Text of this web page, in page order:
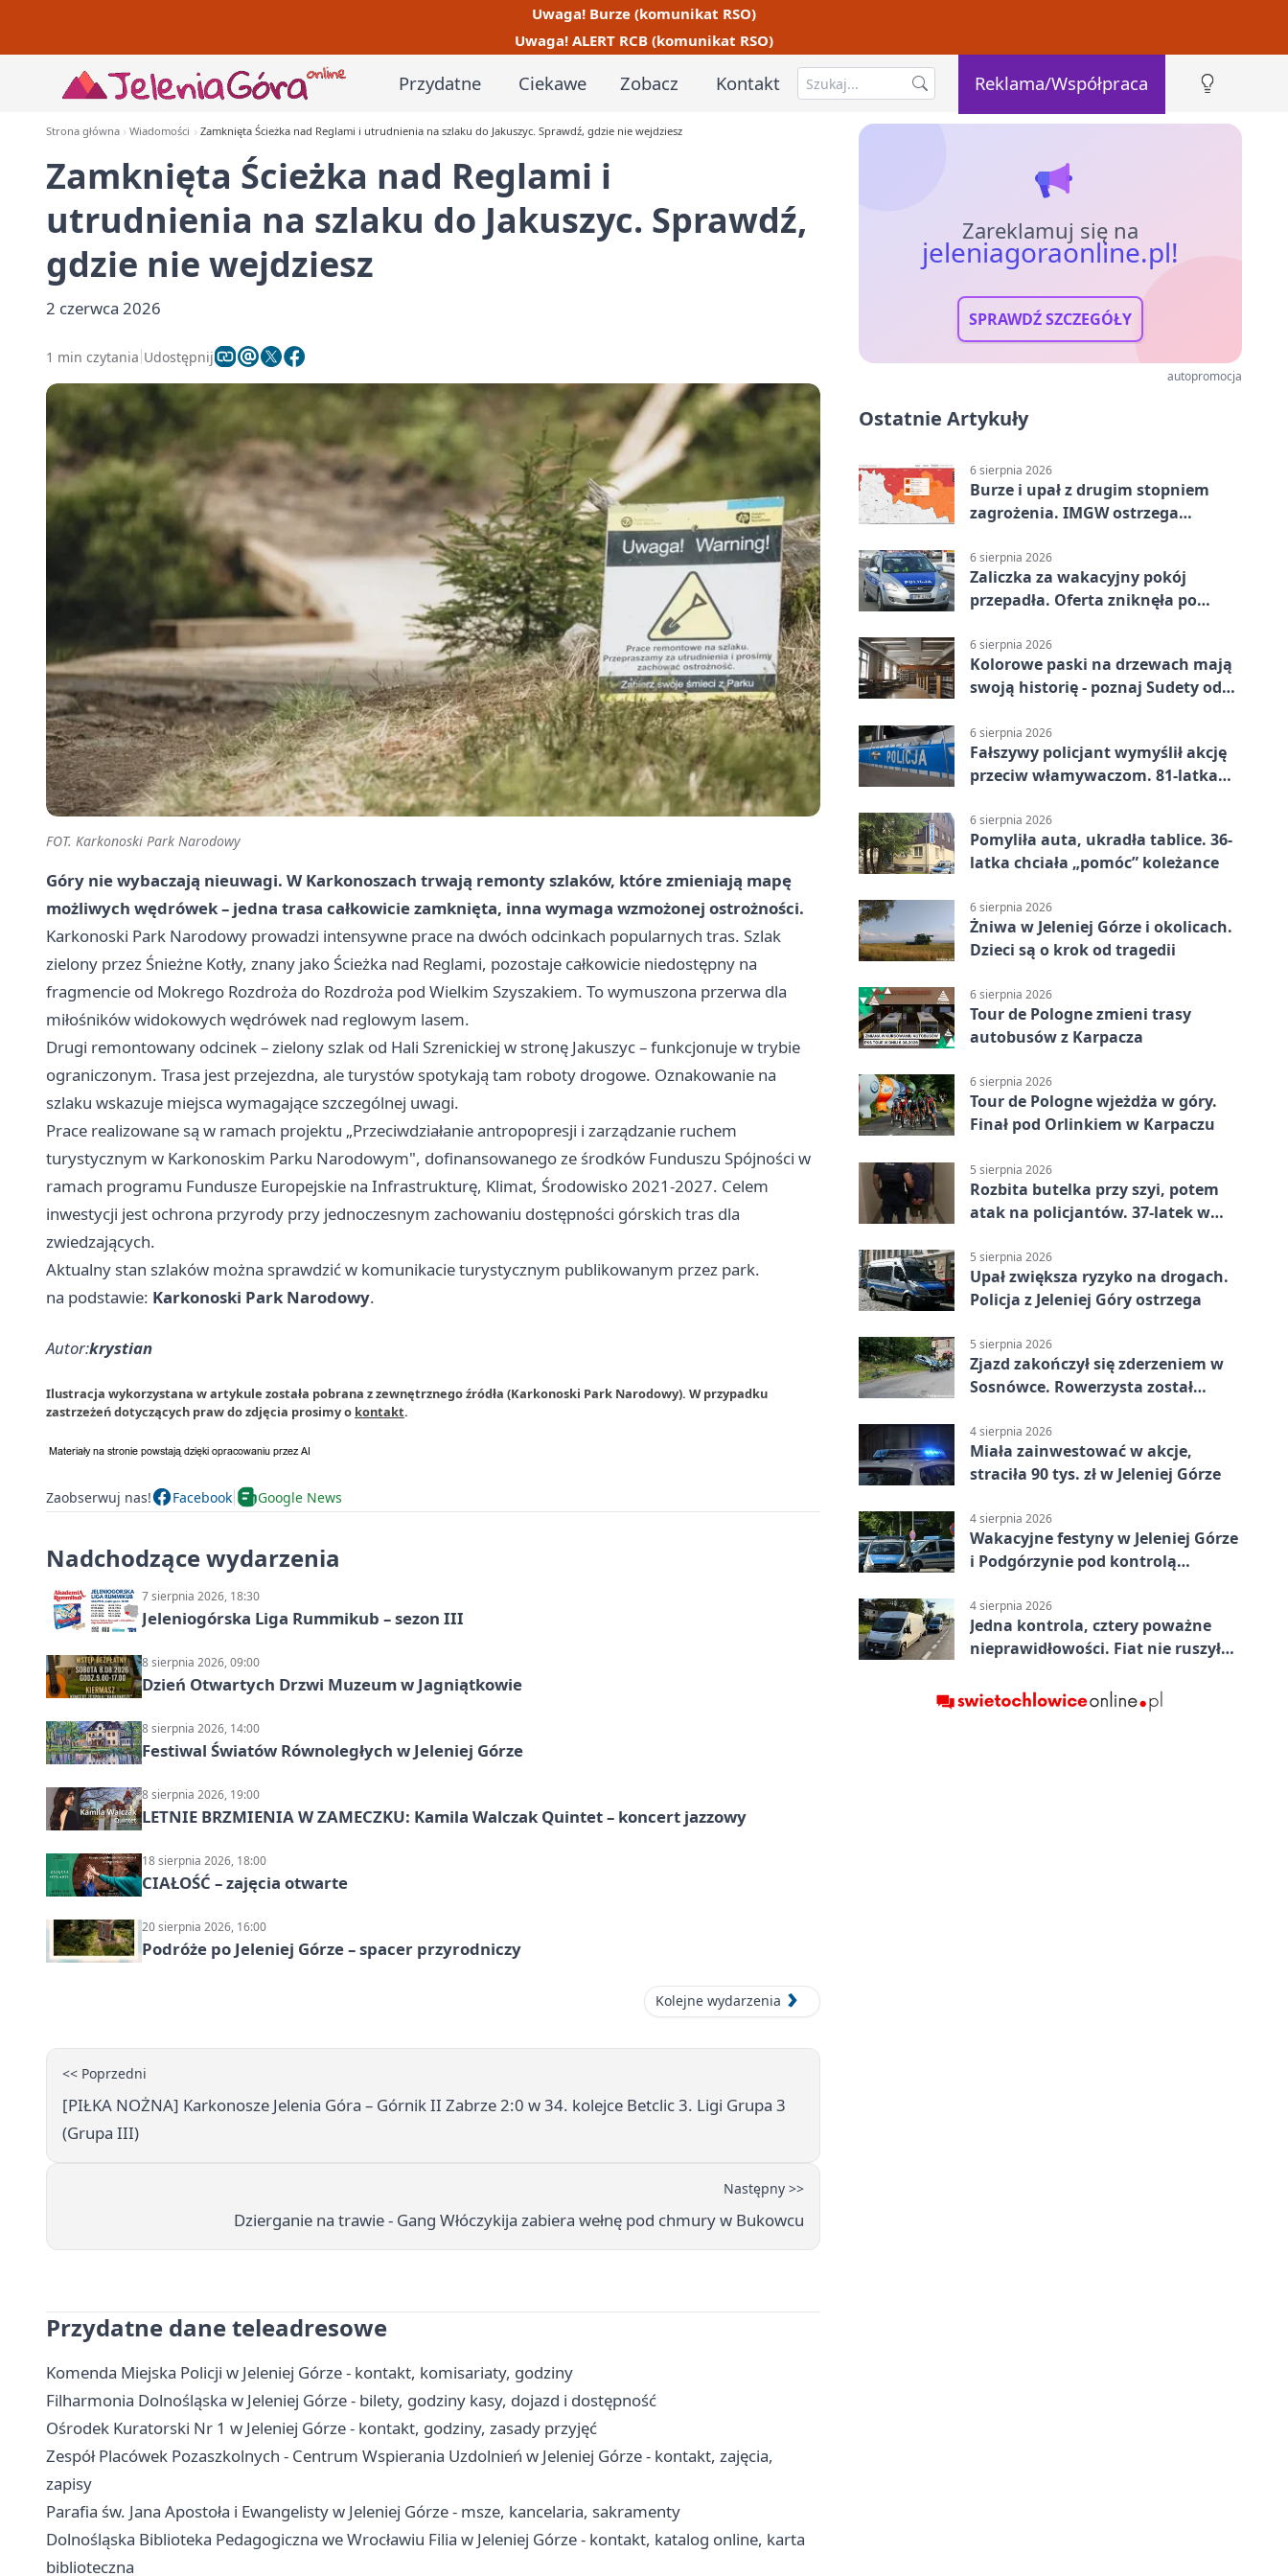
Uwaga! Burze (komunikat RSO)
Uwaga! ALERT RCB (komunikat RSO)
Przydatne Ciekawe Zobacz Kontakt Reklama/Współpraca
Strona główna Wiadomości Zamknięta Ścieżka nad Reglami i utrudnienia na szlaku do Jakuszyc. Sprawdź, gdzie nie wejdziesz
Zamknięta Ścieżka nad Reglami i
utrudnienia na szlaku do Jakuszyc. Sprawdź,
gdzie nie wejdziesz
2 czerwca 2026
1 min czytania Udostępnij
FOT. Karkonoski Park Narodowy
Góry nie wybaczają nieuwagi. W Karkonoszach trwają remonty szlaków, które zmieniają mapę
możliwych wędrówek – jedna trasa całkowicie zamknięta, inna wymaga wzmożonej ostrożności.
Karkonoski Park Narodowy prowadzi intensywne prace na dwóch odcinkach popularnych tras. Szlak
zielony przez Śnieżne Kotły, znany jako Ścieżka nad Reglami, pozostaje całkowicie niedostępny na
fragmencie od Mokrego Rozdroża do Rozdroża pod Wielkim Szyszakiem. To wymuszona przerwa dla
miłośników widokowych wędrówek nad reglowym lasem.
Drugi remontowany odcinek – zielony szlak od Hali Szrenickiej w stronę Jakuszyc – funkcjonuje w trybie
ograniczonym. Trasa jest przejezdna, ale turystów spotykają tam roboty drogowe. Oznakowanie na
szlaku wskazuje miejsca wymagające szczególnej uwagi.
Prace realizowane są w ramach projektu „Przeciwdziałanie antropopresji i zarządzanie ruchem
turystycznym w Karkonoskim Parku Narodowym", dofinansowanego ze środków Funduszu Spójności w
ramach programu Fundusze Europejskie na Infrastrukturę, Klimat, Środowisko 2021-2027. Celem
inwestycji jest ochrona przyrody przy jednoczesnym zachowaniu dostępności górskich tras dla
zwiedzających.
Aktualny stan szlaków można sprawdzić w komunikacie turystycznym publikowanym przez park.
na podstawie: Karkonoski Park Narodowy.
Autor:krystian
Ilustracja wykorzystana w artykule została pobrana z zewnętrznego źródła (Karkonoski Park Narodowy). W przypadku
zastrzeżeń dotyczących praw do zdjęcia prosimy o kontakt.
Zaobserwuj nas! Facebook Google News
Nadchodzące wydarzenia
7 sierpnia 2026, 18:30
Jeleniogórska Liga Rummikub – sezon III
8 sierpnia 2026, 09:00
Dzień Otwartych Drzwi Muzeum w Jagniątkowie
8 sierpnia 2026, 14:00
Festiwal Światów Równoległych w Jeleniej Górze
8 sierpnia 2026, 19:00
LETNIE BRZMIENIA W ZAMECZKU: Kamila Walczak Quintet – koncert jazzowy
18 sierpnia 2026, 18:00
CIAŁOŚĆ – zajęcia otwarte
20 sierpnia 2026, 16:00
Podróże po Jeleniej Górze – spacer przyrodniczy
Kolejne wydarzenia
<< Poprzedni
[PIŁKA NOŻNA] Karkonosze Jelenia Góra – Górnik II Zabrze 2:0 w 34. kolejce Betclic 3. Ligi Grupa 3
(Grupa III)
Następny >>
Dzierganie na trawie - Gang Włóczykija zabiera wełnę pod chmury w Bukowcu
Przydatne dane teleadresowe
Komenda Miejska Policji w Jeleniej Górze - kontakt, komisariaty, godziny
Filharmonia Dolnośląska w Jeleniej Górze - bilety, godziny kasy, dojazd i dostępność
Ośrodek Kuratorski Nr 1 w Jeleniej Górze - kontakt, godziny, zasady przyjęć
Zespół Placówek Pozaszkolnych - Centrum Wspierania Uzdolnień w Jeleniej Górze - kontakt, zajęcia,
zapisy
Parafia św. Jana Apostoła i Ewangelisty w Jeleniej Górze - msze, kancelaria, sakramenty
Dolnośląska Biblioteka Pedagogiczna we Wrocławiu Filia w Jeleniej Górze - kontakt, katalog online, karta
biblioteczna
Zareklamuj się na
jeleniagoraonline.pl!
SPRAWDŹ SZCZEGÓŁY
autopromocja
Ostatnie Artykuły
6 sierpnia 2026
Burze i upał z drugim stopniem
zagrożenia. IMGW ostrzega
6 sierpnia 2026
Zaliczka za wakacyjny pokój
przepadła. Oferta zniknęła po
6 sierpnia 2026
Kolorowe paski na drzewach mają
swoją historię - poznaj Sudety od
6 sierpnia 2026
Fałszywy policjant wymyślił akcję
przeciw włamywaczom. 81-latka
6 sierpnia 2026
Pomyliła auta, ukradła tablice. 36-
latka chciała „pomóc” koleżance
6 sierpnia 2026
Żniwa w Jeleniej Górze i okolicach.
Dzieci są o krok od tragedii
6 sierpnia 2026
Tour de Pologne zmieni trasy
autobusów z Karpacza
6 sierpnia 2026
Tour de Pologne wjeżdża w góry.
Finał pod Orlinkiem w Karpaczu
5 sierpnia 2026
Rozbita butelka przy szyi, potem
atak na policjantów. 37-latek w
5 sierpnia 2026
Upał zwiększa ryzyko na drogach.
Policja z Jeleniej Góry ostrzega
5 sierpnia 2026
Zjazd zakończył się zderzeniem w
Sosnówce. Rowerzysta został
4 sierpnia 2026
Miała zainwestować w akcje,
straciła 90 tys. zł w Jeleniej Górze
4 sierpnia 2026
Wakacyjne festyny w Jeleniej Górze
i Podgórzynie pod kontrolą
4 sierpnia 2026
Jedna kontrola, cztery poważne
nieprawidłowości. Fiat nie ruszył